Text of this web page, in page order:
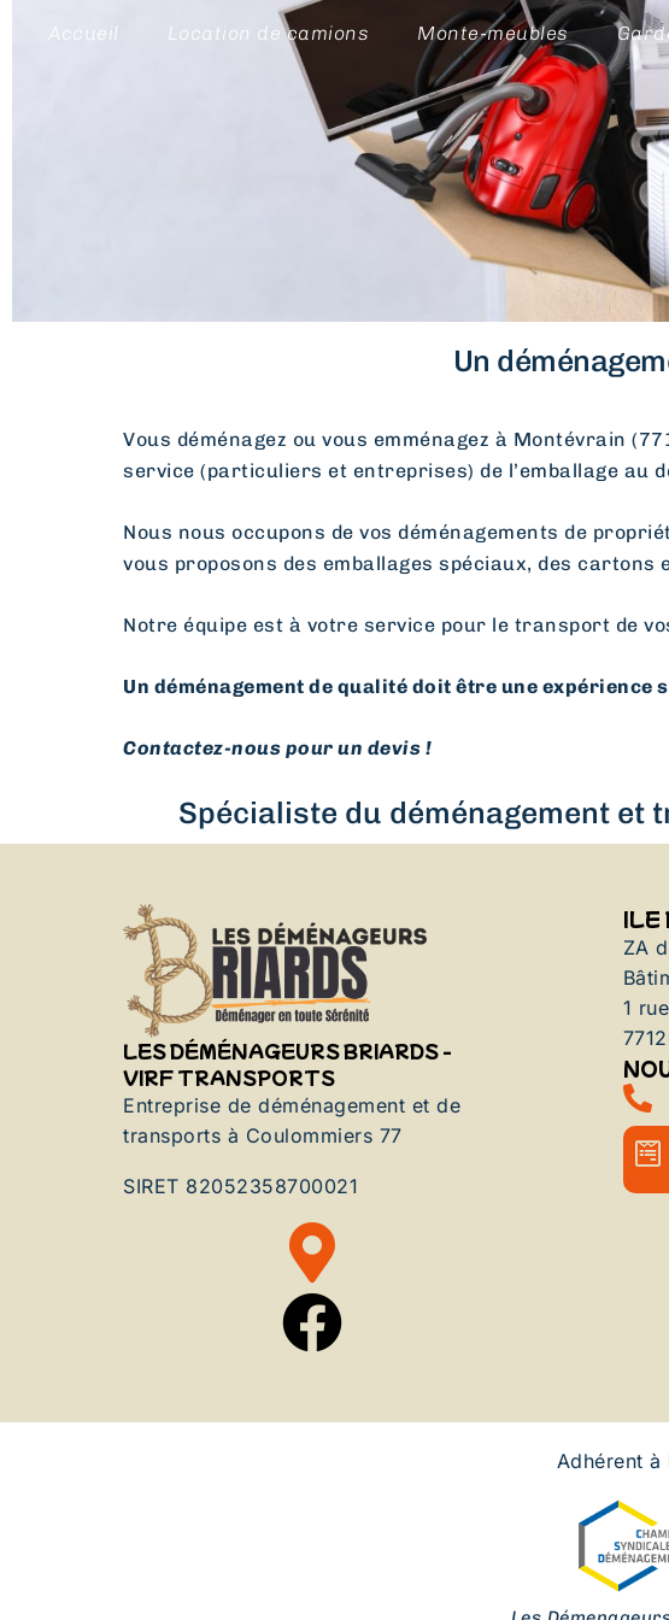
Accueil Location de camions Monte-meubles
Un
Vous déménagez ou vous emménagez à Montévrain
service (particuliers et entreprises) de l’emballage au
Nous nous occupons de vos déménagements de
vous proposons des emballages spéciaux, des cartons
Notre équipe est à votre service pour le transport de
Un déménagement de qualité doit être une expérience
Contactez-nous pour un devis !
Spécialiste du déménagement et
LES DÉMÉNAGEURS BRIARDS -
VIRF TRANSPORTS
Entreprise de déménagement et de
transports à Coulommiers 77
SIRET 82052358700021
ILE
ZA
1
Adhérent